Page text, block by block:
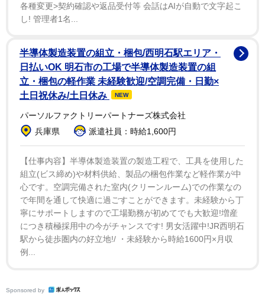
各種変更>契約確認や返品受付等 会話はAIが自動で文字起こ
し! 管理者1名...
半導体製造装置の組立・梱包/西明石駅エリア・
日払いOK 明石市の工場で半導体製造装置の組
立・梱包の軽作業 未経験歓迎/空調完備・日勤×
土日祝休み/土日休み
NEW
パーソルファクトリーパートナーズ株式会社
兵庫県
派遣社員：時給1,600円
【仕事内容】半導体製造装置の製造工程で、工具を使用した
組立(ビス締め)や材料供給、製品の梱包作業など軽作業が中
心です。空調完備された室内(クリーンルーム)での作業なの
で年間を通して快適に過ごすことができます。未経験から丁
寧にサポートしますので工場勤務が初めてでも大歓迎!増産
につき積極採用中の今がチャンスです! 男女活躍中!JR西明石
駅から徒歩圏内の好立地!/ ・未経験から時給1600円×月収
例...
Sponsored by